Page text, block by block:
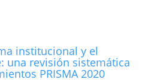
institucional y el
una revisión sistemática
PRISMA 2020